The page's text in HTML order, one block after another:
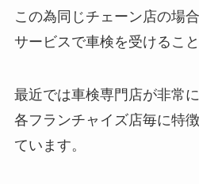
この為同じチェーン店の場
サービスで車検を受けること
最近では車検専門店が非常
各フランチャイズ店毎に特
ています。